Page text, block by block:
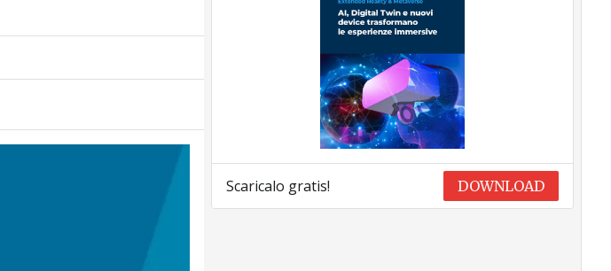
Scaricalo gratis! DOWNLOAD